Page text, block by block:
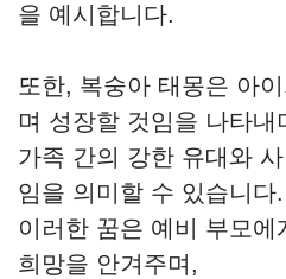
을 예시합니다.
또한, 복숭아 태몽은 아
며 성장할 것임을 나타내
가족 간의 강한 유대와
임을 의미할 수 있습니다.
이러한 꿈은 예비 부모
희망을 안겨주며,